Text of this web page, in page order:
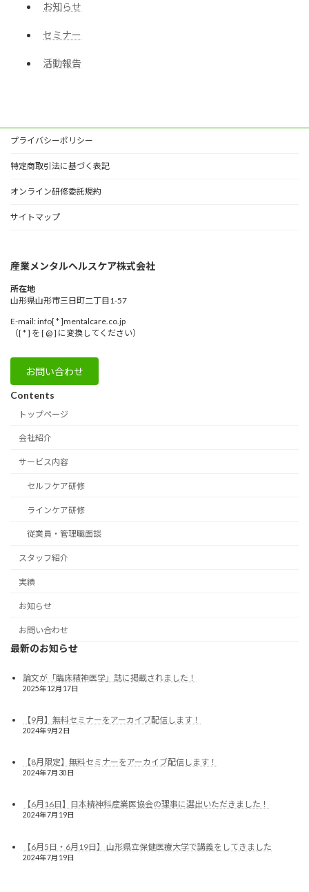
お知らせ
セミナー
活動報告
プライバシーポリシー
特定商取引法に基づく表記
オンライン研修委託規約
サイトマップ
産業メンタルヘルスケア株式会社
所在地
山形県山形市三日町二丁目1-57
E-mail: info[ * ]mentalcare.co.jp
（[ * ] を [ @ ] に変換してください）
お問い合わせ
Contents
トップページ
会社紹介
サービス内容
セルフケア研修
ラインケア研修
従業員・管理職面談
スタッフ紹介
実績
お知らせ
お問い合わせ
最新のお知らせ
論文が「臨床精神医学」誌に掲載されました！
2025年12月17日
【9月】無料セミナーをアーカイブ配信します！
2024年9月2日
【8月限定】無料セミナーをアーカイブ配信します！
2024年7月30日
【6月16日】日本精神科産業医協会の理事に選出いただきました！
2024年7月19日
【6月5日・6月19日】 山形県立保健医療大学で講義をしてきました
2024年7月19日